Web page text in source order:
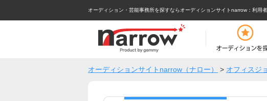
オーディション・芸能事務所を探すならオーディションサイトnarrow ：利用
オーディションサイトnarrow（ナロー） > オフィスジ